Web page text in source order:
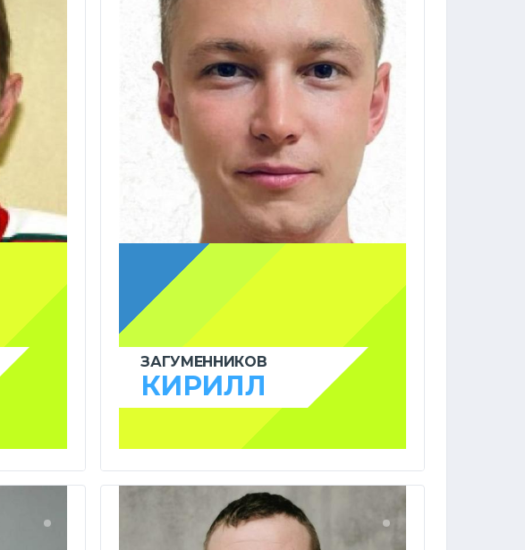
ЗАГУМЕННИКОВ
КИРИЛЛ